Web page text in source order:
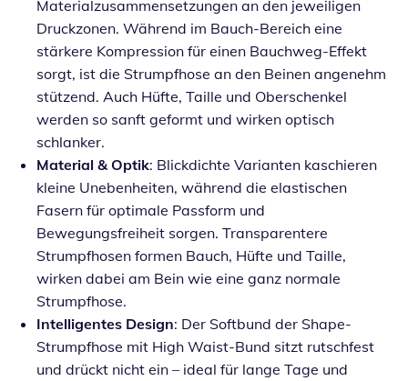
Materialzusammensetzungen an den jeweiligen
Druckzonen. Während im Bauch-Bereich eine
stärkere Kompression für einen Bauchweg-Effekt
sorgt, ist die Strumpfhose an den Beinen angenehm
stützend. Auch Hüfte, Taille und Oberschenkel
werden so sanft geformt und wirken optisch
schlanker.
Material & Optik: Blickdichte Varianten kaschieren
kleine Unebenheiten, während die elastischen
Fasern für optimale Passform und
Bewegungsfreiheit sorgen. Transparentere
Strumpfhosen formen Bauch, Hüfte und Taille,
wirken dabei am Bein wie eine ganz normale
Strumpfhose.
Intelligentes Design: Der Softbund der Shape-
Strumpfhose mit High Waist-Bund sitzt rutschfest
und drückt nicht ein – ideal für lange Tage und